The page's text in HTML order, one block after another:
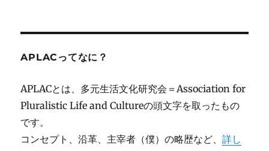
APLACってなに？
APLACとは、多元生活文化研究会＝Association for
Pluralistic Life and Cultureの頭文字を取ったもの
です。
コンセプト、沿革、主宰者（僕）の略歴など、詳し